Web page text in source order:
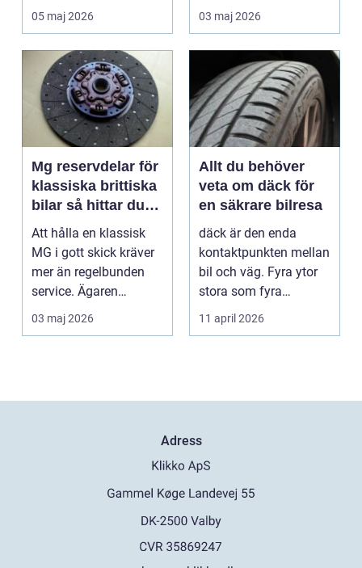
landet. Kyla, ...
05 maj 2026
många är bilen
avgörand...
03 maj 2026
Mg reservdelar för
klassiska brittiska
bilar så hittar du
rätt delar
Att hålla en klassisk
MG i gott skick kräver
mer än regelbunden
service. Ägaren
behöver också ha kol...
03 maj 2026
Allt du behöver
veta om däck för
en säkrare bilresa
däck är den enda
kontaktpunkten mellan
bil och väg. Fyra ytor
stora som fyra
handflator avgör
bromss...
11 april 2026
Adress